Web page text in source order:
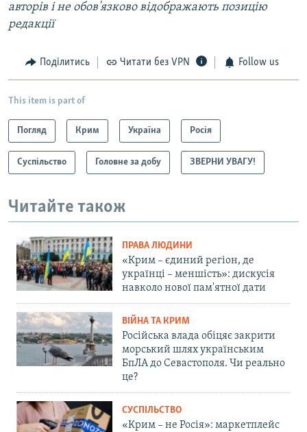
авторів і не обов'язково відображають позицію
редакції
Поділитись Читати без VPN Follow us
This item is part of
Погляд Крим Україна Росія
Суспільство Головне за добу ЗВЕРНИ УВАГУ!
Читайте також
ПРАВА ЛЮДИНИ
«Крим – єдиний регіон, де
українці – меншість»: дискусія
навколо нової пам'ятної дати
ВІЙНА ТА КРИМ
Російська влада обіцяє закрити
морський шлях українським
БпЛА до Севастополя. Чи реально
це?
СУСПІЛЬСТВО
«Крим – не Росія»: маркетплейс